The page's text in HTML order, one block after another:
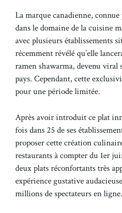
La marque canadienne,
dans le domaine de la cuisine
avec plusieurs établissements
récemment révélé qu’elle
ramen shawarma, devenu
pays. Cependant, cette
pour une période limitée.
Après avoir introduit ce plat
fois dans 25 de ses
proposer cette création
restaurants à compter du 1er
deux plats réconfortants très
expérience gustative
millions de spectateurs en ligne.